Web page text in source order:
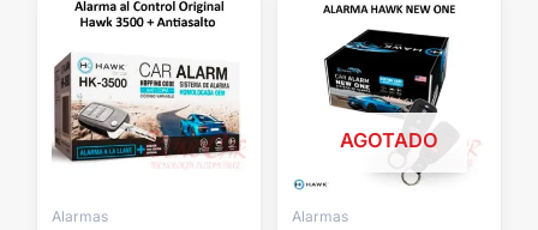
Alarmas
AGOTADO
Alarmas